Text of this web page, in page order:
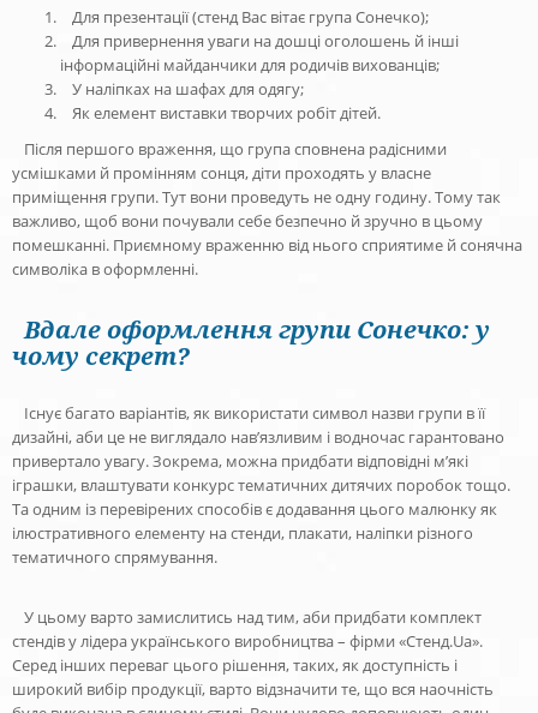
Для презентації (стенд Вас вітає група Сонечко);
Для привернення уваги на дошці оголошень й інші
інформаційні майданчики для родичів вихованців;
У наліпках на шафах для одягу;
Як елемент виставки творчих робіт дітей.
Після першого враження, що група сповнена радісними
усмішками й промінням сонця, діти проходять у власне
приміщення групи. Тут вони проведуть не одну годину. Тому так
важливо, щоб вони почували себе безпечно й зручно в цьому
помешканні. Приємному враженню від нього сприятиме й сонячна
символіка в оформленні.
Вдале оформлення групи Сонечко: у
чому секрет?
Існує багато варіантів, як використати символ назви групи в її
дизайні, аби це не виглядало нав’язливим і водночас гарантовано
привертало увагу. Зокрема, можна придбати відповідні м’які
іграшки, влаштувати конкурс тематичних дитячих поробок тощо.
Та одним із перевірених способів є додавання цього малюнку як
ілюстративного елементу на стенди, плакати, наліпки різного
тематичного спрямування.
У цьому варто замислитись над тим, аби придбати комплект
стендів у лідера українського виробництва – фірми «Стенд.Ua».
Серед інших переваг цього рішення, таких, як доступність і
широкий вибір продукції, варто відзначити те, що вся наочність